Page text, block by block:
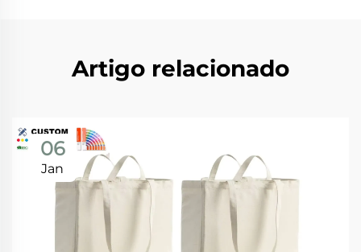
Artigo relacionado
06
Jan